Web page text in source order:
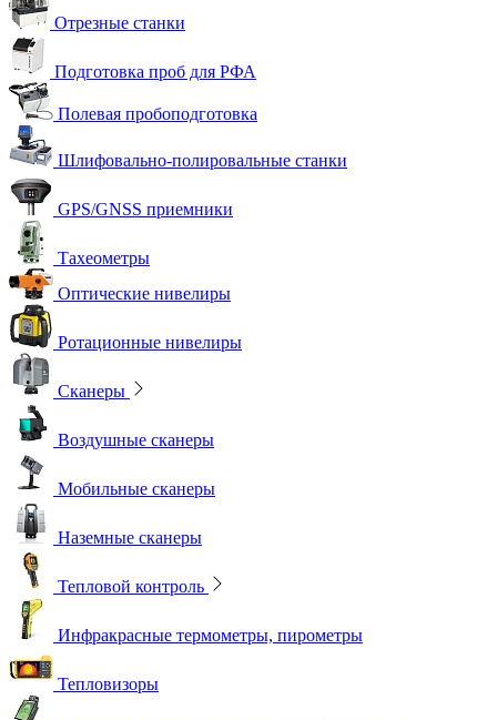
Отрезные станки
Подготовка проб для РФА
Полевая пробоподготовка
Шлифовально-полировальные станки
GPS/GNSS приемники
Тахеометры
Оптические нивелиры
Ротационные нивелиры
Сканеры
Воздушные сканеры
Мобильные сканеры
Наземные сканеры
Тепловой контроль
Инфракрасные термометры, пирометры
Тепловизоры